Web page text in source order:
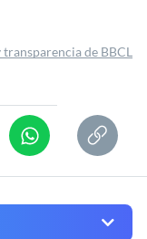
transparencia de BBCL